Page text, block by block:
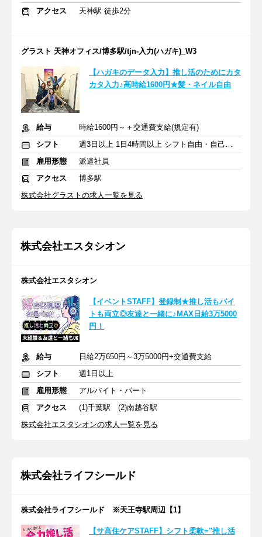
アクセス
天神駅 徒歩2分
グラスト 天神オフィス/博多駅/tjn-入力(ハガキ)_W3
【ハガキのデータ入力】推し活のためにカタ
カタ入力♪高時給1600円★髪・ネイル自由
給与
時給1600円～＋交通費支給(規定有)
シフト
週3日以上 1日4時間以上 シフト自由・自己申告
雇用形態
派遣社員
アクセス
博多駅
株式会社グラストの求人一覧を見る
株式会社エスタシオン
株式会社エスタシオン
【イベントSTAFF】登録制★推し活もバイ
トも両立◎友達と一緒に♪MAX日給3万5000
円！
給与
日給2万650円～3万5000円+交通費支給
シフト
週1日以上
雇用形態
アルバイト・パート
アクセス
(1)千葉駅 (2)南越谷駅
株式会社エスタシオンの求人一覧を見る
株式会社ライフシールド
株式会社ライフシールド ※天王寺駅周辺【1】
【サ高住ケアSTAFF】シフト柔軟="推し活